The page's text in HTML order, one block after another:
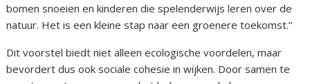
bomen snoeien en kinderen die spelenderwijs leren over de
natuur. Het is een kleine stap naar een groenere toekomst.”
Dit voorstel biedt niet alleen ecologische voordelen, maar
bevordert dus ook sociale cohesie in wijken. Door samen te